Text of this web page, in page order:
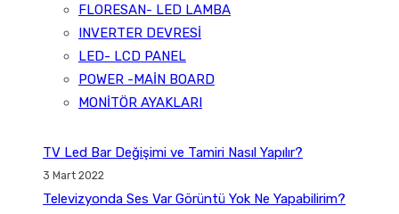
FLORESAN- LED LAMBA
INVERTER DEVRESİ
LED- LCD PANEL
POWER -MAİN BOARD
MONİTÖR AYAKLARI
TV Led Bar Değişimi ve Tamiri Nasıl Yapılır?
3 Mart 2022
Televizyonda Ses Var Görüntü Yok Ne Yapabilirim?